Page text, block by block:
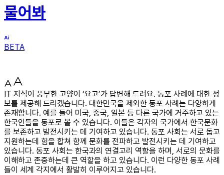
물어봐
BETA
IT 지식이 풍부한 고양이 ‘요고’가 답변해 드려요. 동포 사례에 대한 정
보를 제공해 드리겠습니다. 대한민국을 제외한 동포 사례는 다양하게
존재합니다. 예를 들어 미국, 중국, 일본 등 다른 국가에 거주하고 있는
한국인들을 동포로 볼 수 있습니다. 이들은 각자의 국가에서 한국문화
를 보존하고 발전시키는 데 기여하고 있습니다. 동포 사회는 서로 돕고
지원하는데 힘을 합쳐 함께 문화를 전파하고 발전시키는 데 기여하고
있습니다. 동포 사회는 한국과의 연결고리 역할을 하며, 서로의 문화를
이해하고 존중하는데 큰 역할을 하고 있습니다. 이런 다양한 동포 사례
들이 세계 각지에서 활발히 이루어지고 있습니다.